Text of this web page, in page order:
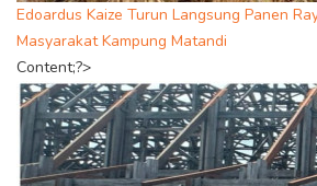
Edoardus Kaize Turun Langsung Panen
Masyarakat Kampung Matandi
Content;?>